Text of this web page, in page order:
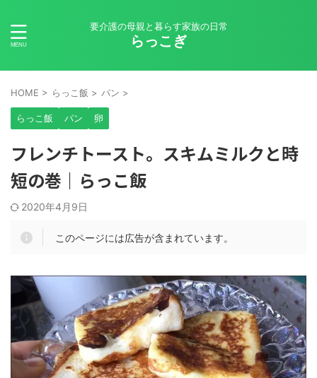
要介護の母親と暮らす家族の日常
らっこぎ
HOME > らっこ飯 > パン >
らっこ飯 パン 卵
フレンチトースト。スキムミルクと時
短の巻｜らっこ飯
2020年4月9日
このページには広告が含まれています。